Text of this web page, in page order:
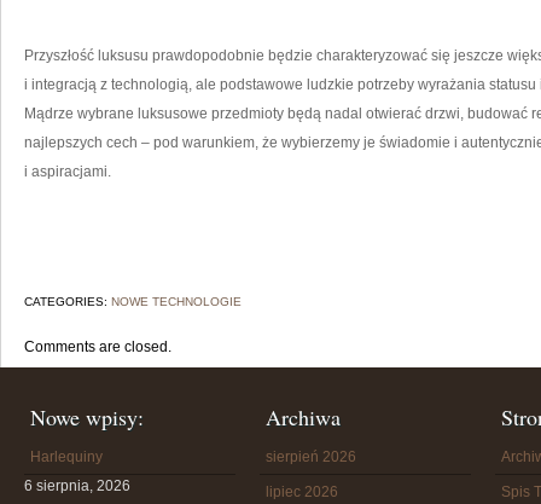
Przyszłość luksusu prawdopodobnie będzie charakteryzować się jeszcze
i integracją z technologią, ale podstawowe ludzkie potrzeby wyrażania
Mądrze wybrane luksusowe przedmioty będą nadal otwierać drzwi, budować
najlepszych cech – pod warunkiem, że wybierzemy je świadomie i
i aspiracjami.
CATEGORIES: NOWE TECHNOLOGIE
Comments are closed.
Nowe wpisy:
Harlequiny
6 sierpnia, 2026
Archiwa
sierpień 2026
lipiec 2026 Spis